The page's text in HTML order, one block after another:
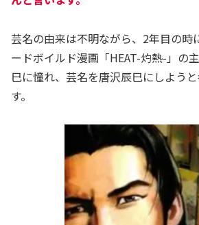
芸名の由来は不明ながら、2年目の時
ードボイルド漫画「HEAT-灼熱-」の
巳に憧れ、芸名を唐沢辰巳にしよう
す。